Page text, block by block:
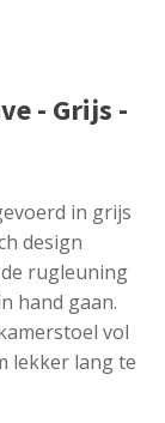
- Grijs -
in grijs
design
rugleuning
hand gaan.
vol
lekker lang te